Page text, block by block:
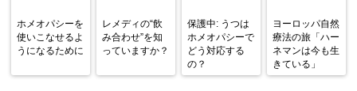
ホメオパシーを
使いこなせるよ
うになるために
レメディの“飲
み合わせ”を知
っていますか？
保護中: うつは
ホメオパシーで
どう対応する
の？
ヨーロッパ自然
療法の旅「ハー
ネマンは今も生
きている」